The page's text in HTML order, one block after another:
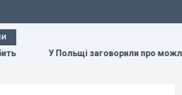
заговорили про можливість